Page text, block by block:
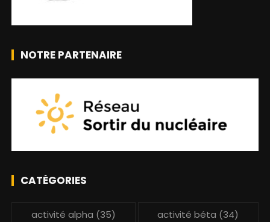
NOTRE PARTENAIRE
CATÉGORIES
activité alpha (35) activité béta (34)